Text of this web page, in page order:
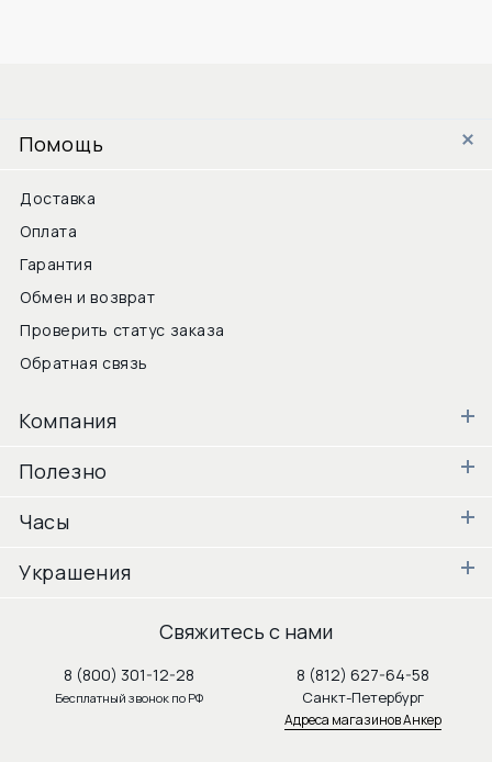
Помощь
Доставка
Оплата
Гарантия
Обмен и возврат
Проверить статус заказа
Обратная связь
Компания
Полезно
Часы
Украшения
Свяжитесь с нами
8 (800) 301-12-28
Бесплатный звонок по РФ
8 (812) 627-64-58
Санкт-Петербург
Адреса магазинов Анкер